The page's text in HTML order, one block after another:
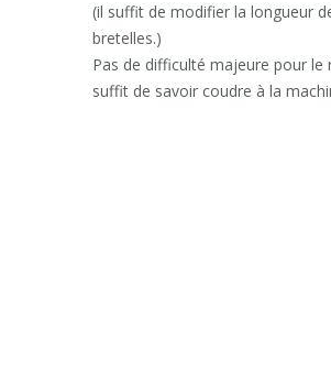
(il suffit de modifier la longueur
bretelles.)
Pas de difficulté majeure pour le
suffit de savoir coudre à la